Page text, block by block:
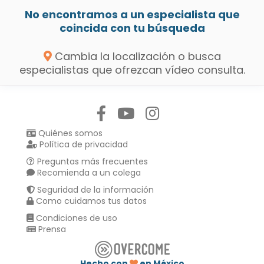
No encontramos a un especialista que
coincida con tu búsqueda
Cambia la localización o busca
especialistas que ofrezcan vídeo consulta.
Quiénes somos
Política de privacidad
Preguntas más frecuentes
Recomienda a un colega
Seguridad de la información
Como cuidamos tus datos
Condiciones de uso
Prensa